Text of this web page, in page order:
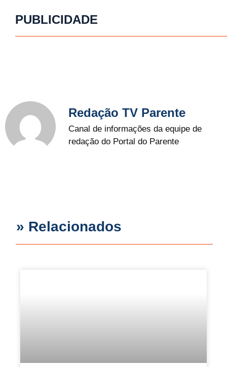
PUBLICIDADE
Redação TV Parente
Canal de informações da equipe de
redação do Portal do Parente
» Relacionados